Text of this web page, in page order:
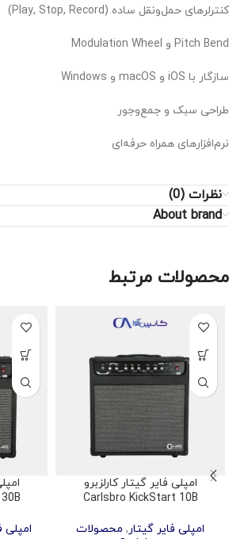
کنترلرهای حمل‌ونقل ساده (Play, Stop, Record)
Pitch Bend و Modulation Wheel
سازگار با iOS و macOS و Windows
طراحی سبک و جمع‌وجور
نرم‌افزارهای همراه حرفه‌ای
نظرات (0)
About brand
محصولات مرتبط
امپلی فایر گیتار کارلزبرو
Carlsbro KickStart 10B
امپلی فایر گیتار, محصولات
امپلی